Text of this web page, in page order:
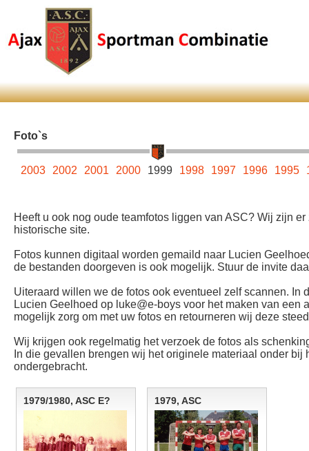
Foto`s
2003 2002 2001 2000 1999 1998 1997 1996 1995
Heeft u ook nog oude teamfotos liggen van ASC? Wij zijn
historische site.
Fotos kunnen digitaal worden gemaild naar Lucien
de bestanden doorgeven is ook mogelijk. Stuur de invite
Uiteraard willen we de fotos ook eventueel zelf scannen.
Lucien Geelhoed op luke@e-boys voor het maken van
mogelijk zorg om met uw fotos en retourneren wij deze
Wij krijgen ook regelmatig het verzoek de fotos als
In die gevallen brengen wij het originele materiaal onder
ondergebracht.
1979/1980, ASC E? 1979, ASC